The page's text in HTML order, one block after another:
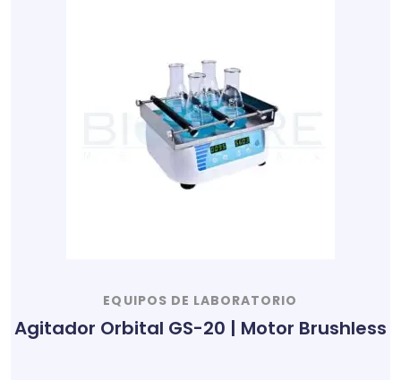
EQUIPOS DE LABORATORIO
Agitador Orbital GS-20 | Motor Brushless